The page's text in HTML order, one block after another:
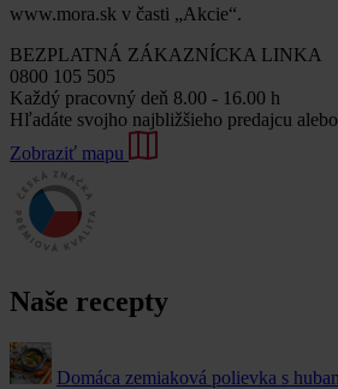
www.mora.sk v časti „Akcie“.
BEZPLATNÁ ZÁKAZNÍCKA LINKA
0800 105 505
Každý pracovný deň 8.00 - 16.00 h
Hľadáte svojho najbližšieho predajcu
Zobraziť mapu
Naše recepty
Domáca zemiaková polievka s